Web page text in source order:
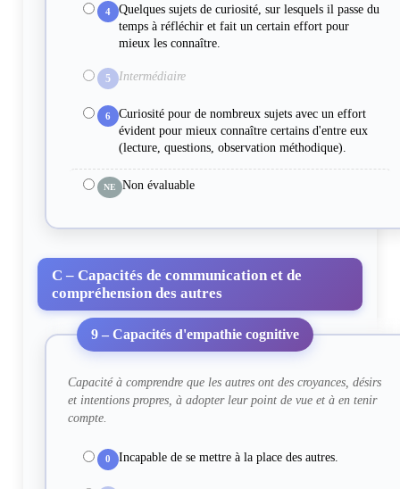
4
Quelques sujets de curiosité, sur lesquels il passe du
temps à réfléchir et fait un certain effort pour
mieux les connaître.
5 Intermédiaire
6
Curiosité pour de nombreux sujets avec un effort
évident pour mieux connaître certains d'entre eux
(lecture, questions, observation méthodique).
NE Non évaluable
C – Capacités de communication et de
compréhension des autres
9 – Capacités d'empathie cognitive
Capacité à comprendre que les autres ont des croyances, désirs
et intentions propres, à adopter leur point de vue et à en tenir
compte.
0 Incapable de se mettre à la place des autres.